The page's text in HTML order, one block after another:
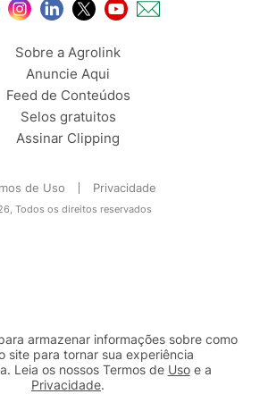
Sobre a Agrolink
Anuncie Aqui
Feed de Conteúdos
Selos gratuitos
Assinar Clipping
de Uso Privacidade
Todos os direitos reservados
armazenar informações sobre como
site para tornar sua experiência
Leia os nossos Termos de Usoe a
Privacidade.